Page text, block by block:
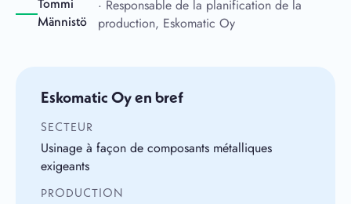
Tommi
Männistö
· Responsable de la planification de la
production, Eskomatic Oy
Eskomatic Oy en bref
SECTEUR
Usinage à façon de composants métalliques
exigeants
PRODUCTION